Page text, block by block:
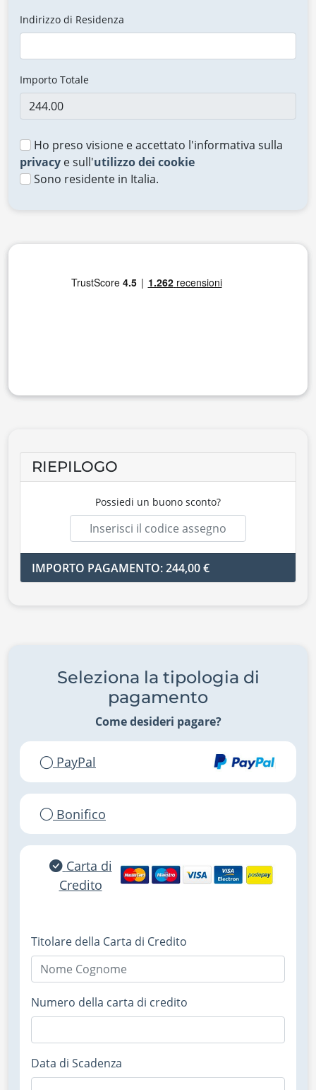
Indirizzo di Residenza
Importo Totale
Ho preso visione e accettato l'informativa sulla
privacy e sull'utilizzo dei cookie
Sono residente in Italia.
RIEPILOGO
Possiedi un buono sconto?
IMPORTO PAGAMENTO: 244,00 €
Seleziona la tipologia di
pagamento
Come desideri pagare?
PayPal
Bonifico
Carta di
Credito
Titolare della Carta di Credito
Numero della carta di credito
Data di Scadenza